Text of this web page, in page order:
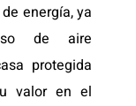
energía, ya
de aire
protegida
valor en el